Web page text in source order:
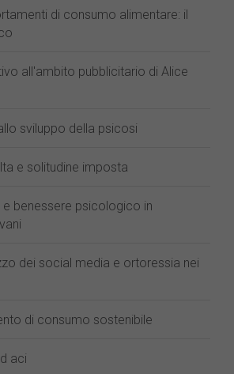
di consumo alimentare: il
all'ambito pubblicitario di Alice
sviluppo della psicosi
e solitudine imposta
e benessere psicologico in
dei social media e ortoressia nei
di consumo sostenibile
aci